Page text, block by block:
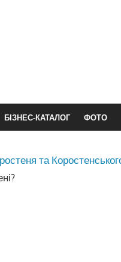
БІЗНЕС-КАТАЛОГ ФОТО
та